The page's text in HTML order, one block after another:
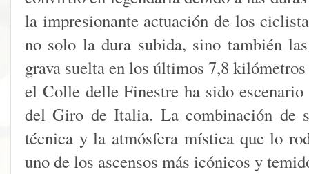
la impresionante actuación de los
no solo la dura subida, sino también
grava suelta en los últimos 7,8
el Colle delle Finestre ha sido escenario
del Giro de Italia. La combinación de
técnica y la atmósfera mística que lo
uno de los ascensos más icónicos y